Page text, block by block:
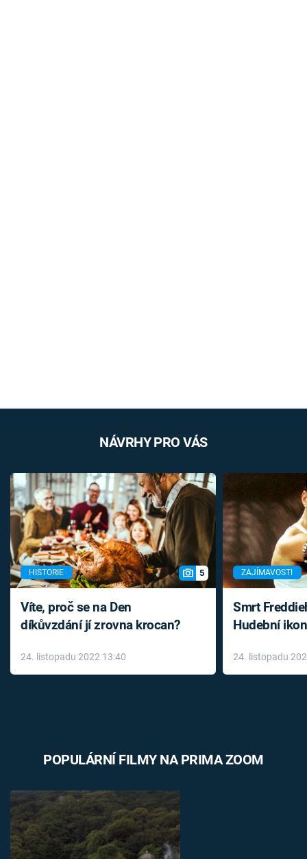
NÁVRHY PRO VÁS
HISTORIE 5
Víte, proč se na Den
díkůvzdání jí zrovna krocan?
24. listopadu 2022 13:40
ZAJÍMAVOSTI
Smrt
Hudební
léky
24. listopadu
POPULÁRNÍ FILMY NA PRIMA ZOOM